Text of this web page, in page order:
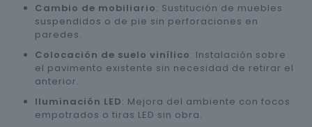
Cambio de mobiliario: Sustitución de muebles
suspendidos o de pie sin perforaciones en
paredes.
Colocación de suelo vinílico: Instalación sobre
el pavimento existente sin necesidad de retirar el
anterior.
Iluminación LED: Mejora del ambiente con focos
empotrados o tiras LED sin obra.